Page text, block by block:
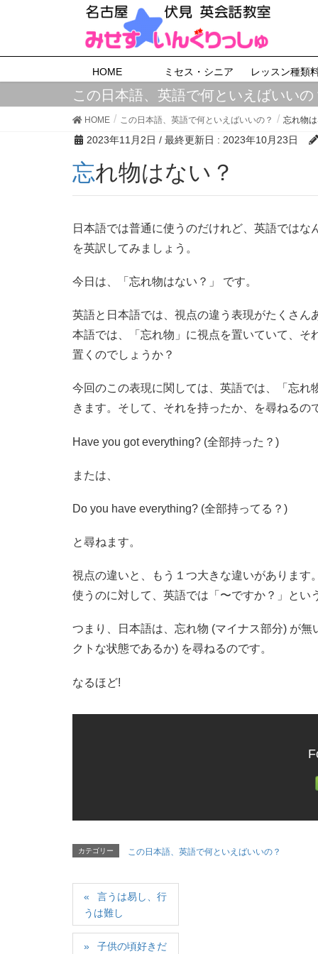
HOME ミセス・シニア レッスン種類
この日本語、英語で何といえばいいの
HOME この日本語、英語で何といえばいいの？ 忘れ物は
2023年11月2日 / 最終更新日 : 2023年10月23日
忘れ物はない？
日本語では普通に使うのだけれど、英語では
を英訳してみましょう。
今日は、「忘れ物はない？」 です。
英語と日本語では、視点の違う表現がたくさん
本語では、「忘れ物」に視点を置いていて、
置くのでしょうか？
今回のこの表現に関しては、英語では、「忘
きます。そして、それを持ったか、を尋ねるの
Have you got everything? (全部持った？)
または、
Do you have everything? (全部持ってる？)
と尋ねます。
視点の違いと、もう１つ大きな違いがありま
使うのに対して、英語では「〜ですか？」とい
つまり、日本語は、忘れ物 (マイナス部分) が
クトな状態であるか) を尋ねるのです。
なるほど!
カテゴリー この日本語、英語で何といえばいいの？
言うは易し、行
うは難し
子供の頃好きだ